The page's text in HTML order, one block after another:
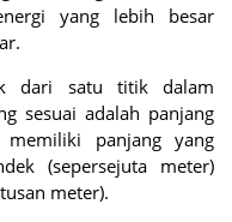
yang lebih besar
dari satu titik dalam
sesuai adalah panjang
memiliki panjang yang
(sepersejuta meter)
meter).